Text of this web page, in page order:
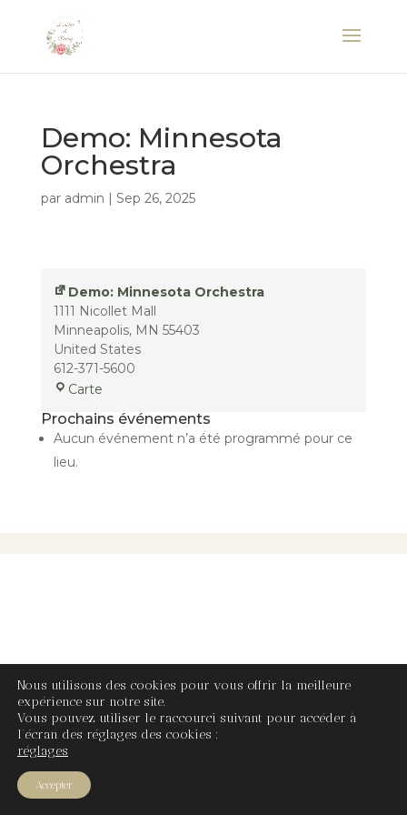
Demo: Minnesota
Orchestra
par admin | Sep 26, 2025
Demo: Minnesota Orchestra
1111 Nicollet Mall
Minneapolis, MN 55403
United States
612-371-5600
CarteDemo:
Orchestra
Prochains événements
Aucun événement n’a été programmé pour ce
lieu.
Nous utilisons des cookies pour vous offrir la meilleure
expérience sur notre site.
Vous pouvez utiliser le raccourci suivant pour accéder à
l’écran des réglages des cookies :
réglages
Accepter